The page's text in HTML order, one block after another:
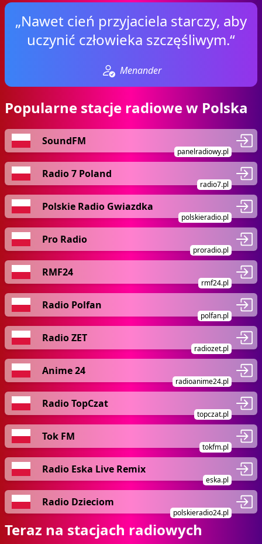
„Nawet cień przyjaciela starczy, aby
uczynić człowieka szczęśliwym.“
Menander
Popularne stacje radiowe w Polska
SoundFM
panelradiowy.pl
Radio 7 Poland
radio7.pl
Polskie Radio Gwiazdka
polskieradio.pl
Pro Radio
proradio.pl
RMF24
rmf24.pl
Radio Polfan
polfan.pl
Radio ZET
radiozet.pl
Anime 24
radioanime24.pl
Radio TopCzat
topczat.pl
Tok FM
tokfm.pl
Radio Eska Live Remix
eska.pl
Radio Dzieciom
polskieradio24.pl
Teraz na stacjach radiowych